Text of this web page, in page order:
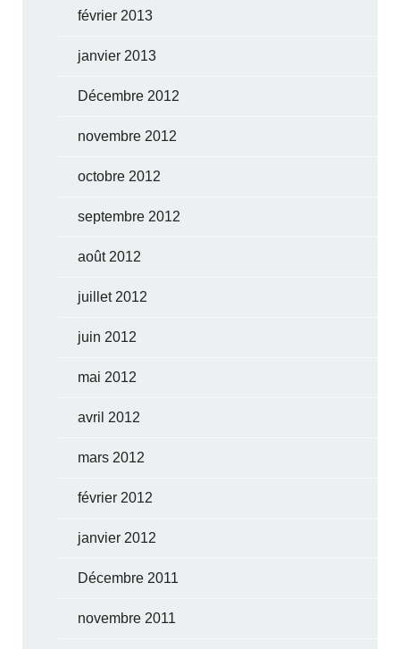
février 2013
janvier 2013
Décembre 2012
novembre 2012
octobre 2012
septembre 2012
août 2012
juillet 2012
juin 2012
mai 2012
avril 2012
mars 2012
février 2012
janvier 2012
Décembre 2011
novembre 2011